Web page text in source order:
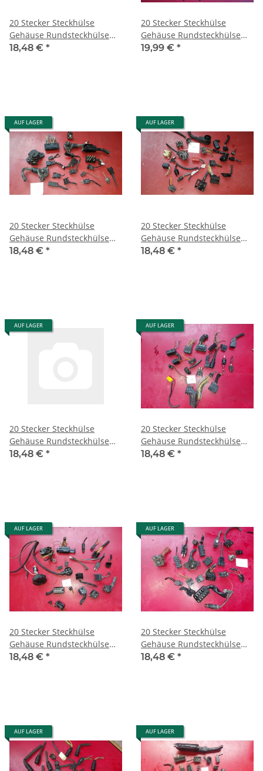
20 Stecker Steckhülse
Gehäuse Rundsteckhülse
Mercedes Porsche W126
18,48 € *
20 Stecker Steckhülse
Gehäuse Rundsteckhülse
Mercedes Porsche W126
19,99 € *
AUF LAGER
20 Stecker Steckhülse
Gehäuse Rundsteckhülse
Porsche Mercedes W126
18,48 € *
AUF LAGER
20 Stecker Steckhülse
Gehäuse Rundsteckhülse
Porsche Mercedes W126
18,48 € *
AUF LAGER
20 Stecker Steckhülse
Gehäuse Rundsteckhülse
Porsche Mercedes W126
18,48 € *
AUF LAGER
20 Stecker Steckhülse
Gehäuse Rundsteckhülse
Porsche Mercedes W126
18,48 € *
AUF LAGER
20 Stecker Steckhülse
Gehäuse Rundsteckhülse
Porsche Mercedes W126
18,48 € *
AUF LAGER
20 Stecker Steckhülse
Gehäuse Rundsteckhülse
Porsche Mercedes W126
18,48 € *
AUF LAGER AUF LAGER